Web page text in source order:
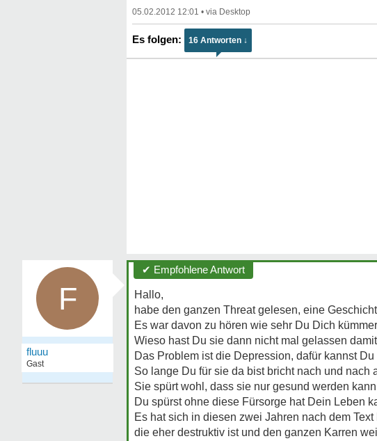
05.02.2012 12:01 •
16 Antworten ↓
F
fluuu
Gast
✔ Empfohlene Antwort
Hallo,
habe den ganzen Threat gelesen, eine
Es war davon zu hören wie sehr Du Dich
Wieso hast Du sie dann nicht mal gelassen
Das Problem ist die Depression, dafür kannst
So lange Du für sie da bist bricht nach und
Sie spürt wohl, dass sie nur gesund werden
Du spürst ohne diese Fürsorge hat Dein Leben
Es hat sich in diesen zwei Jahren nach dem
die eher destruktiv ist und den ganzen Karren